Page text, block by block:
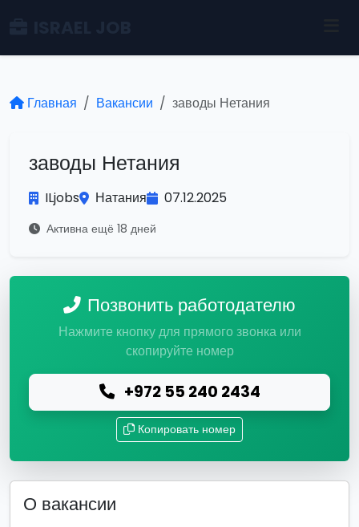
Главная Вакансии заводы Нетания
заводы Нетания
ILjobs Натания 07.12.2025
Активна ещё 18 дней
Позвонить работодателю
Нажмите кнопку для прямого звонка или
скопируйте номер
+972 55 240 2434
Копировать номер
О вакансии